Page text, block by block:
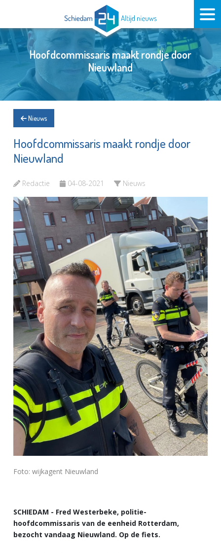
Hoofdcommissaris maakt rondje door
Nieuwland
Nieuws
Hoofdcommissaris maakt rondje door
Nieuwland
Redactie 04-08-2021 Nieuws
Foto: wijkagent Nieuwland
SCHIEDAM - Fred Westerbeke, politie-
hoofdcommissaris van de eenheid Rotterdam,
bezocht vandaag Nieuwland. Op de fiets.